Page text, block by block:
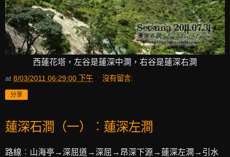
西蓮花塔，左谷是蓮深中澗，右谷是蓮深右澗
at 8/03/2011 06:29:00 下午 沒有留言:
分享
蓮深石澗（一）︰蓮深左澗
路線︰山海亭→深屈道→深屈→昂深下源→蓮深左澗→引水